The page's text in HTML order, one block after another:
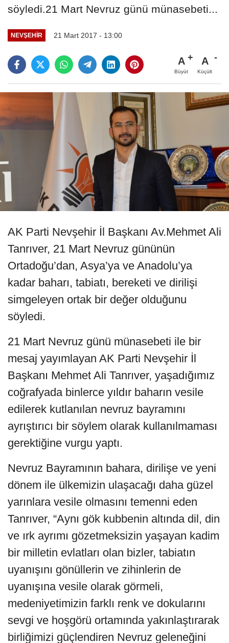
söyledi.21 Mart Nevruz günü münasebeti...
NEVŞEHIR 21 Mart 2017 - 13:00
A
Büyüt
A
Küçült
AK Parti Nevşehir İl Başkanı Av.Mehmet Ali
Tanrıver, 21 Mart Nevruz gününün
Ortadoğu’dan, Asya’ya ve Anadolu’ya
kadar baharı, tabiatı, bereketi ve dirilişi
simgeleyen ortak bir değer olduğunu
söyledi.
21 Mart Nevruz günü münasebeti ile bir
mesaj yayımlayan AK Parti Nevşehir İl
Başkanı Mehmet Ali Tanrıver, yaşadığımız
coğrafyada binlerce yıldır baharın vesile
edilerek kutlanılan nevruz bayramını
ayrıştırıcı bir söylem olarak kullanılmaması
gerektiğine vurgu yaptı.
Nevruz Bayramının bahara, dirilişe ve yeni
dönem ile ülkemizin ulaşacağı daha güzel
yarınlara vesile olmasını temenni eden
Tanrıver, “Aynı gök kubbenin altında dil, din
ve ırk ayrımı gözetmeksizin yaşayan kadim
bir milletin evlatları olan bizler, tabiatın
uyanışını gönüllerin ve zihinlerin de
uyanışına vesile olarak görmeli,
medeniyetimizin farklı renk ve dokularını
sevgi ve hoşgörü ortamında yakınlaştırarak
birliğimizi güçlendiren Nevruz geleneğini